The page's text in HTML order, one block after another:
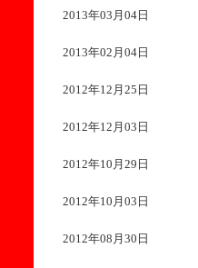
2013年03月04日
2013年02月04日
2012年12月25日
2012年12月03日
2012年10月29日
2012年10月03日
2012年08月30日